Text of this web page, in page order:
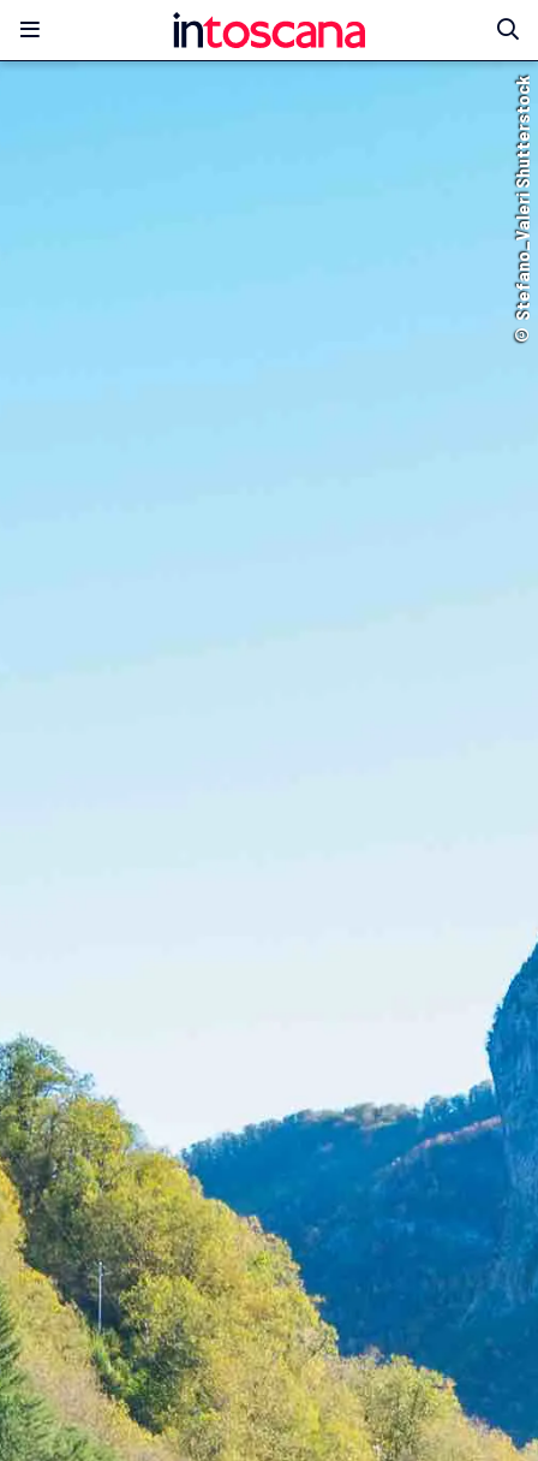
© Stefano_Valeri Shutterstock